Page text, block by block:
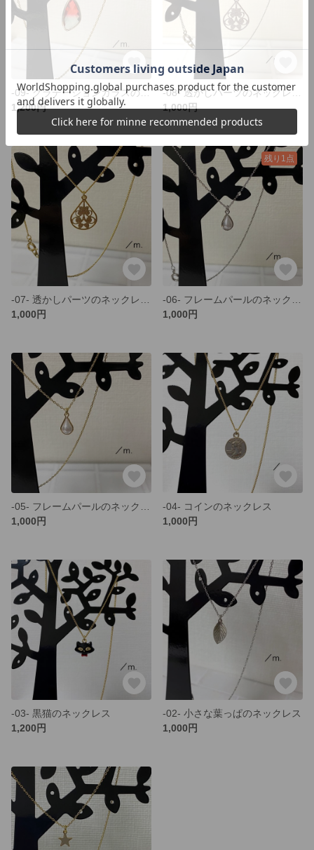
-09- グラデーションガラスのネックレス/red×green
1,200円
-08- 透かしパーツのネックレス/silver
1,000円
1,000円
残り1点
1,000円
1,000円
-04- コインのネックレス
1,000円
-03- 黒猫のネックレス
1,200円
-02- 小さな葉っぱのネックレス
1,000円